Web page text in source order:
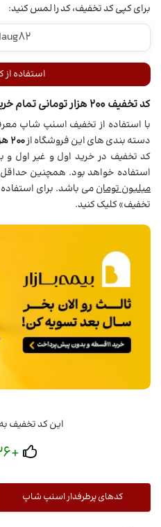
برای کپی کد تخفیف، کد را لمس کنید:
استفاده
کد تخفیف 200 هزار تومانی تمام خریدهای اسنپ شاپ
با استفاده از تخفیف اسنپ شاپ
دسته بندی های این فروشگاه از200 هزار تومان
کد تخفیف در خرید اول و غیر اول و
استفاده خواهد بود. همچنین حداقل
میلیون تومانمی باشد. برای استفاده
تخفیف» کلیک کنید.
این کد تخفیف
+126
کدهای پرطرفدار اسنپ شاپ